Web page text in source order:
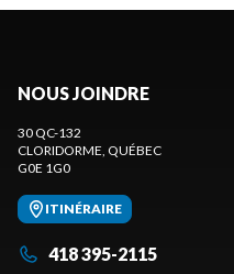
NOUS JOINDRE
30 QC-132
CLORIDORME , QUÉBEC
G0E 1G0
ITINÉRAIRE
418 395-2115